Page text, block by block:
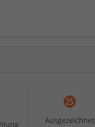
Ausgezeichnet